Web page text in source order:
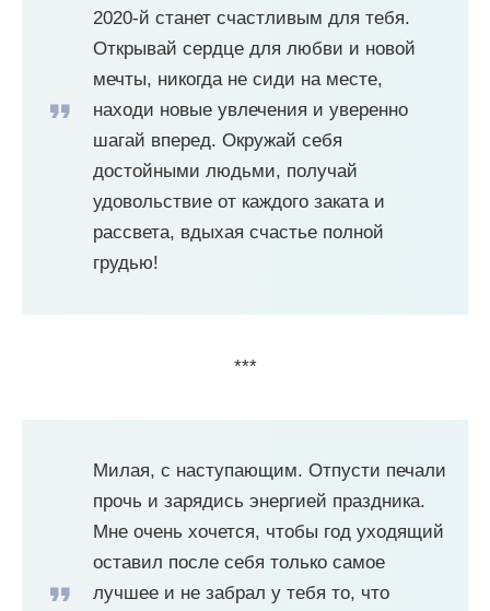
2020-й станет счастливым для тебя.
Открывай сердце для любви и новой
мечты, никогда не сиди на месте,
находи новые увлечения и уверенно
шагай вперед. Окружай себя
достойными людьми, получай
удовольствие от каждого заката и
рассвета, вдыхая счастье полной
грудью!
***
Милая, с наступающим. Отпусти печали
прочь и зарядись энергией праздника.
Мне очень хочется, чтобы год уходящий
оставил после себя только самое
лучшее и не забрал у тебя то, что